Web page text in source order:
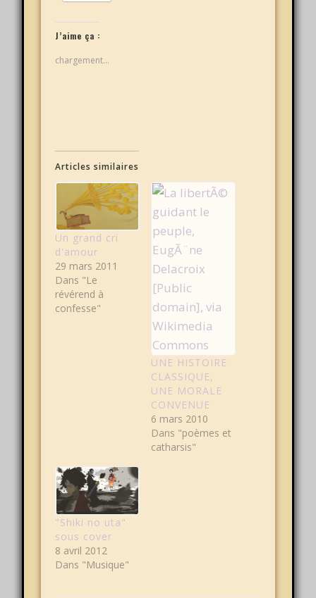
J’aime ça :
chargement…
Articles similaires
Un grand cri
d'amour
29 mars 2011
Dans "Le
révérend à
confesse"
UNE HISTOIRE
CLASSIQUE,
UNE MORALE
CONVENUE
6 mars 2010
Dans "poèmes et
catharsis"
"Shiki no uta"
sous cover
8 avril 2012
Dans "Musique"